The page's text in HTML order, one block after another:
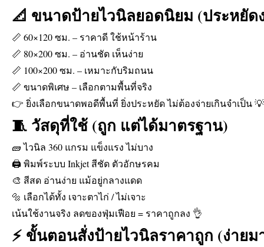
📐 ขนาดป้ายไวนิลยอดนิยม (ประหยัด
📏 60×120 ซม. – ราคาดี ใช้หน้าร้าน
📏 80×200 ซม. – อ่านชัด เห็นง่าย
📏 100×200 ซม. – เหมาะกับริมถนน
📏 ขนาดพิเศษ – เลือกตามพื้นที่จริง
👉 ยิ่งเลือกขนาดพอดีพื้นที่ ยิ่งประหยัด ไม่ต้องจ่ายเกินจำเป็น 💡
🧵 วัสดุที่ใช้ (ถูก แต่ได้มาตรฐาน)
🧱 ไวนิล 360 แกรม แข็งแรง ไม่บาง
🖨️ พิมพ์ระบบ Inkjet สีชัด ตัวอักษรคม
🎨 สีสด อ่านง่าย แม้อยู่กลางแดด
🔩 เลือกได้ทั้ง เจาะตาไก่ / ไม่เจาะ
เน้นใช้งานจริง ลดของฟุ่มเฟือย = ราคาถูกลง 👌
⚡ ขั้นตอนสั่งป้ายไวนิลราคาถูก (ง่ายม